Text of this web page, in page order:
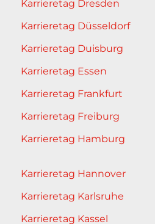
Karrieretag Dresden
Karrieretag Düsseldorf
Karrieretag Duisburg
Karrieretag Essen
Karrieretag Frankfurt
Karrieretag Freiburg
Karrieretag Hamburg
Karrieretag Hannover
Karrieretag Karlsruhe
Karrieretag Kassel